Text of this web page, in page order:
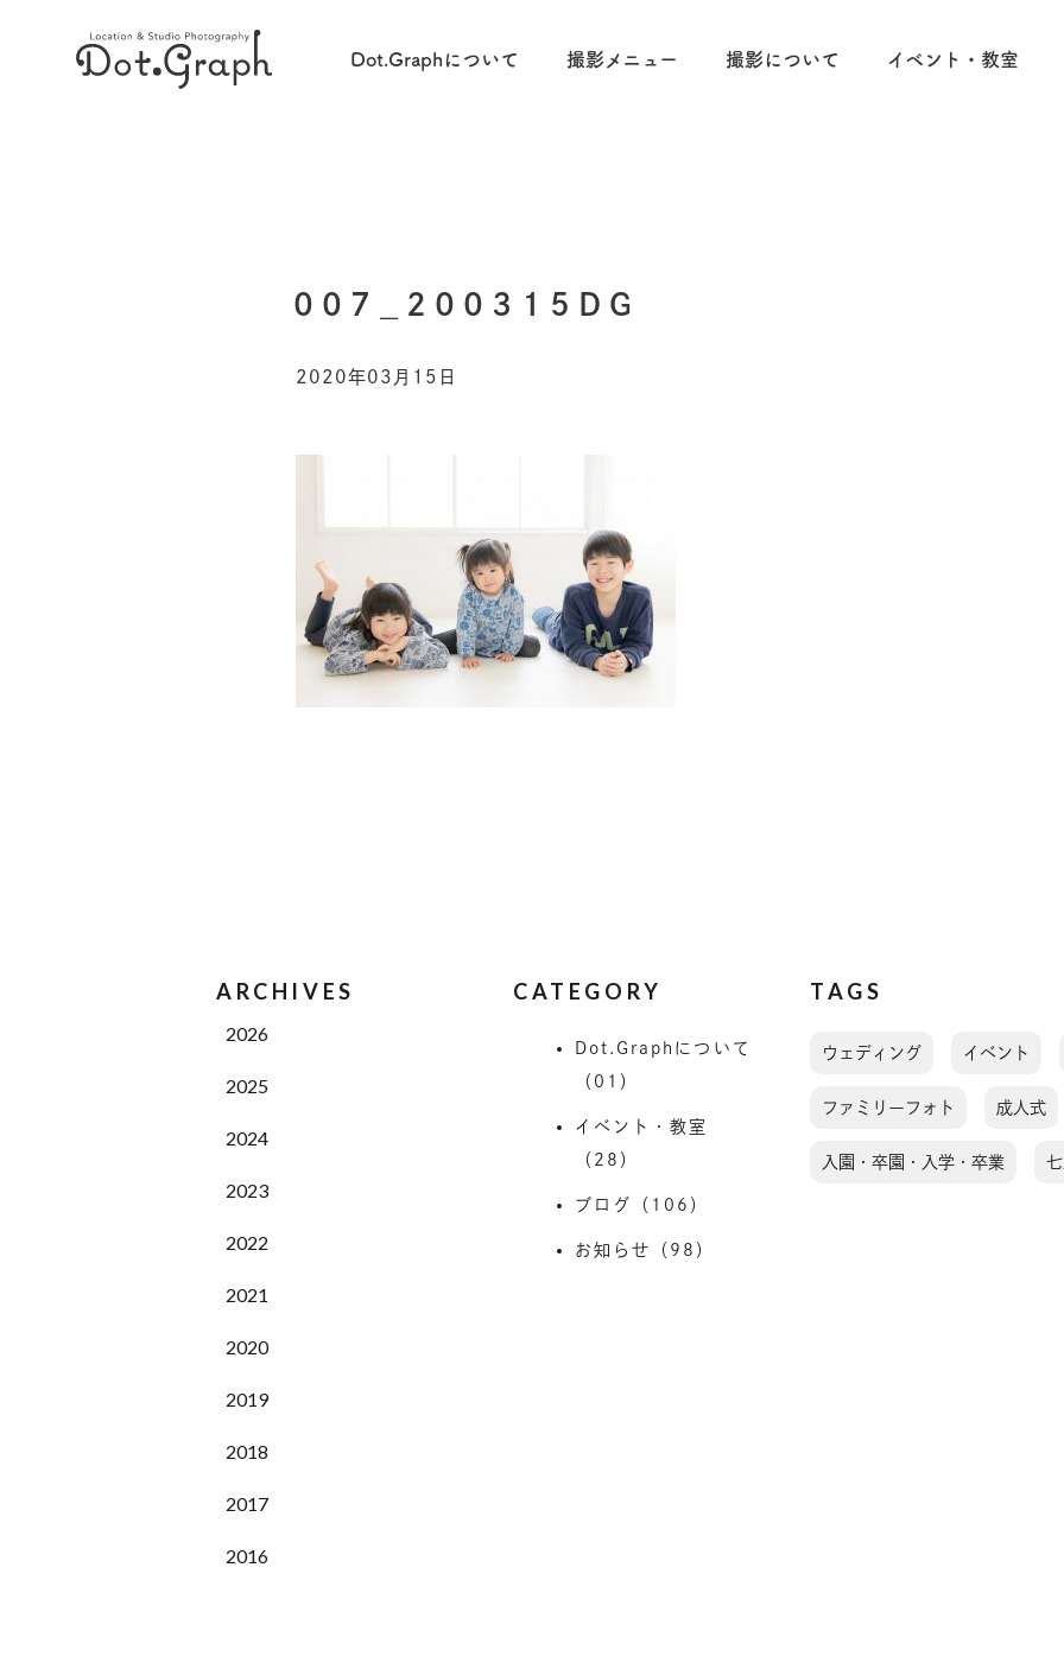
Dot.Graphについて 撮影メニュー 撮影について イベント・教室
007_200315DG
2020年03月15日
ARCHIVES
2026
2025
2024
2023
2022
2021
2020
2019
2018
2017
2016
CATEGORY
Dot.Graphについて
（01）
イベント・教室
（28）
ブログ（106）
お知らせ（98）
TAGS
ウェディング イベント
ファミリーフォト 成人式
入園・卒園・入学・卒業